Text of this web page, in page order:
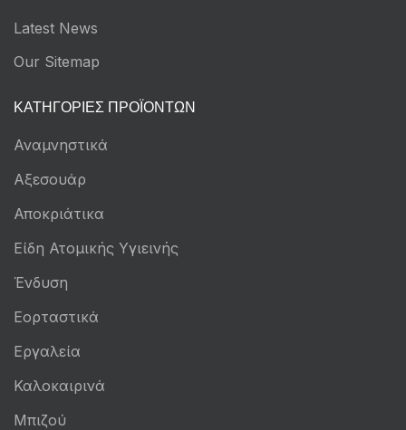
Latest News
Our Sitemap
ΚΑΤΗΓΟΡΊΕΣ ΠΡΟΪΌΝΤΩΝ
Αναμνηστικά
Αξεσουάρ
Αποκριάτικα
Είδη Ατομικής Υγιεινής
Ένδυση
Εορταστικά
Εργαλεία
Καλοκαιρινά
Μπιζού